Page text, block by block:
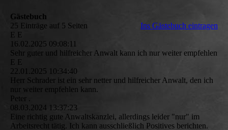
Gästebuch
25 Einträge auf 5 Seiten
Ins Gästebuch eintragen
E E
16.02.2025 09:08:11
Sehr guter und hilfreicher Anwalt kann ich nur weiter empfehlen
E E
22.01.2025 10:34:40
Herr Schrader ist ein sehr netter und hilfreicher Anwalt, den ich
nur weiter empfehlen kann.
Peter .
08.03.2024 13:37:23
Eine richtig gute Anwaltskanzlei, allerdings leider "nur" im
Arbeitsrecht tätig. Ich kann ausschließlich Positives berichten.